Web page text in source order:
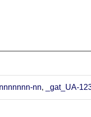
nn, _gat_UA-